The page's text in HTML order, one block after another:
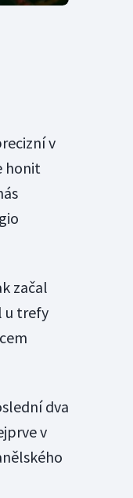
v
honit
začal
u trefy
dva
v